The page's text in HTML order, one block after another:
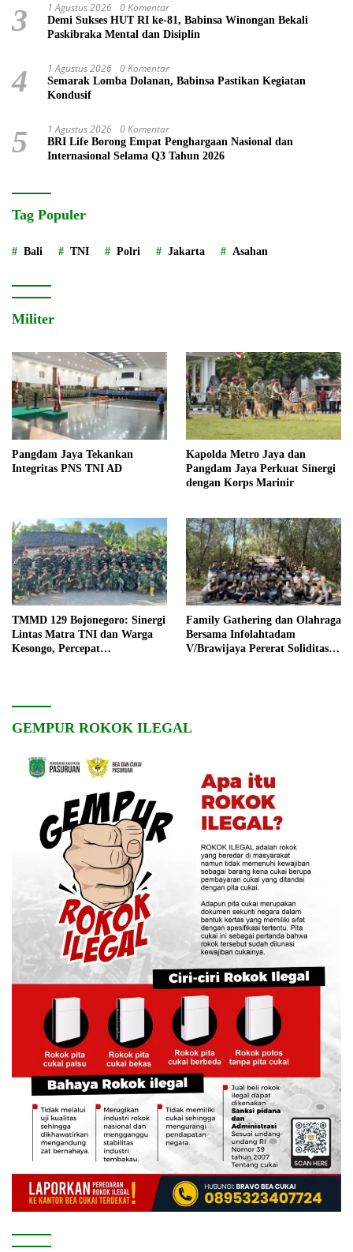
3 1 Agustus 2026 0 Komentar
Demi Sukses HUT RI ke-81, Babinsa Winongan Bekali
Paskibraka Mental dan Disiplin
4 1 Agustus 2026 0 Komentar
Semarak Lomba Dolanan, Babinsa Pastikan Kegiatan
Kondusif
5 1 Agustus 2026 0 Komentar
BRI Life Borong Empat Penghargaan Nasional dan
Internasional Selama Q3 Tahun 2026
Tag Populer
Bali TNI Polri Jakarta Asahan
Militer
Pangdam Jaya Tekankan
Integritas PNS TNI AD
Kapolda Metro Jaya dan
Pangdam Jaya Perkuat Sinergi
dengan Korps Marinir
TMMD 129 Bojonegoro: Sinergi
Lintas Matra TNI dan Warga
Kesongo, Percepat
Family Gathering dan Olahraga
Bersama Infolahtadam
V/Brawijaya Pererat Soliditas
GEMPUR ROKOK ILEGAL